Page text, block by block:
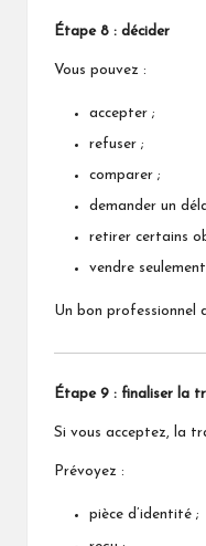
Étape 8 : décider
Vous pouvez :
accepter ;
refuser ;
comparer ;
demander un
retirer certains
vendre
Un bon professionnel
Étape 9 : finaliser la
Si vous acceptez, la
Prévoyez :
pièce d’identité ;